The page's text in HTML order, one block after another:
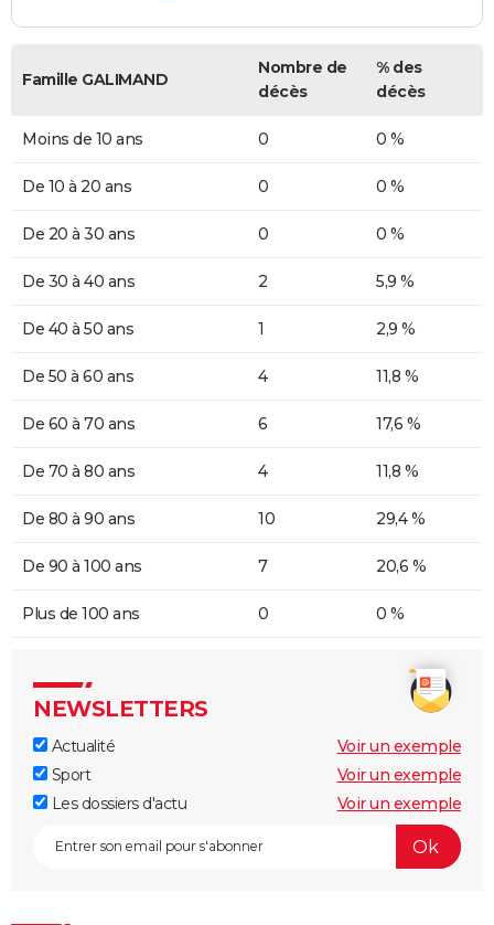
Famille GALIMAND
Nombre de
décès
% des
décès
Moins de 10 ans 0 0 %
De 10 à 20 ans 0 0 %
De 20 à 30 ans 0 0 %
De 30 à 40 ans 2 5,9 %
De 40 à 50 ans 1 2,9 %
De 50 à 60 ans 4 11,8 %
De 60 à 70 ans 6 17,6 %
De 70 à 80 ans 4 11,8 %
De 80 à 90 ans 10 29,4 %
De 90 à 100 ans 7 20,6 %
Plus de 100 ans 0 0 %
NEWSLETTERS
Actualité
Voir un exemple
Sport
Voir un exemple
Les dossiers d'actu
Voir un exemple